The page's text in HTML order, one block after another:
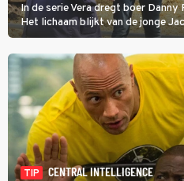
In de serie Vera dregt boer
Het lichaam blijkt van de jonge
homoseksuele
en verliet het kamp met slaande
TIP
CENTRAL INTELLIGENCE